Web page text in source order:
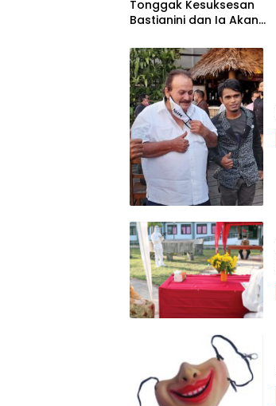
Tonggak Kesuksesan
Bastianini dan Ia Akan
2024